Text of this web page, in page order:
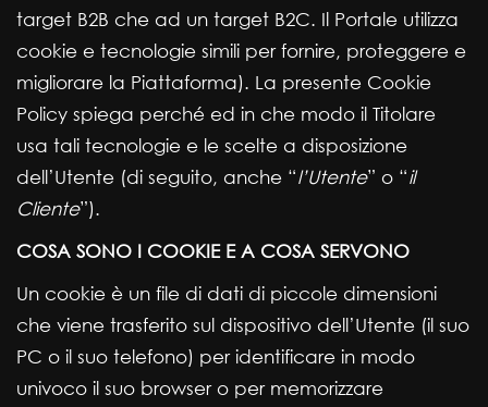
target B2B che ad un target B2C. Il Portale utilizza
cookie e tecnologie simili per fornire, proteggere e
migliorare la Piattaforma). La presente Cookie
Policy spiega perché ed in che modo il Titolare
usa tali tecnologie e le scelte a disposizione
dell’Utente (di seguito, anche “l’Utente” o “il
Cliente”).
COSA SONO I COOKIE E A COSA SERVONO
Un cookie è un file di dati di piccole dimensioni
che viene trasferito sul dispositivo dell’Utente (il suo
PC o il suo telefono) per identificare in modo
univoco il suo browser o per memorizzare